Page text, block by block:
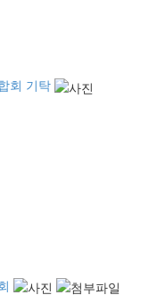
회 기탁